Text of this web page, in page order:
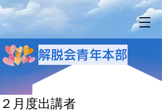
解脱会青年本部
２月度出講者